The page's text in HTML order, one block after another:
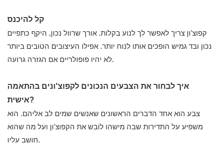
קל להיכנס
קפוצ'ון צריך לאפשר לך לנוע בקלות. אורך שרוול נכון, היקף כתפיים
נכון ובד גמיש הופכים אותו לנוח יותר. אפילו העיצובים הטובים ביותר
לא יהיו פופולריים אם הגזרה גרועה.
איך לבחור את הצבעים הנכונים לקפוצ'ונים בהתאמה
אישית?
צבע הוא אחד הדברים הראשונים שאנשים שמים לב אליהם. הוא
משפיע על התדירות שבה מישהו לובש את הקפוצ'ון ועל מה שהוא
חושב עליו.